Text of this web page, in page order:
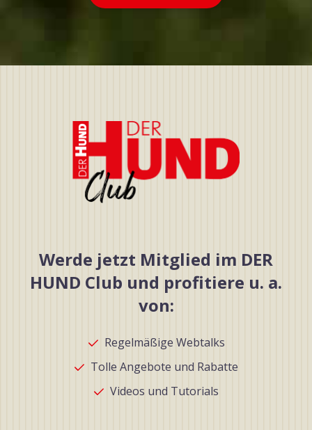
Werde jetzt Mitglied im DER
HUND Club und profitiere u. a.
von:
Regelmäßige Webtalks
Tolle Angebote und Rabatte
Videos und Tutorials